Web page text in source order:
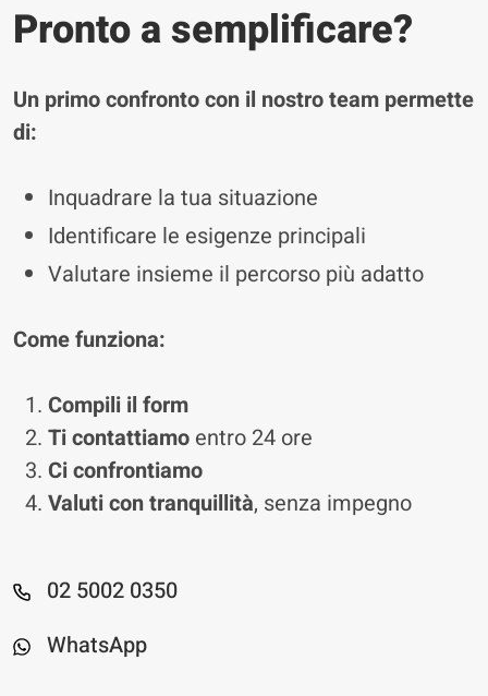
Pronto a semplificare?
Un primo confronto con il nostro team permette
di:
Inquadrare la tua situazione
Identificare le esigenze principali
Valutare insieme il percorso più adatto
Come funziona:
Compili il form
Ti contattiamo entro 24 ore
Ci confrontiamo
Valuti con tranquillità, senza impegno
02 5002 0350
WhatsApp